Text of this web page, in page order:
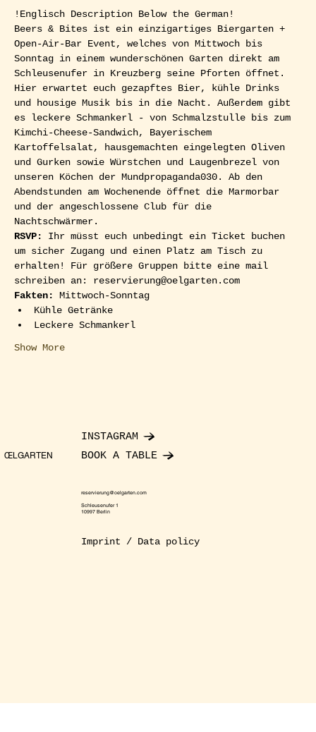
!Englisch Description Below the German!
Beers & Bites ist ein einzigartiges Biergarten +
Open-Air-Bar Event, welches von Mittwoch bis
Sonntag in einem wunderschönen Garten direkt am
Schleusenufer in Kreuzberg seine Pforten öffnet.
Hier erwartet euch gezapftes Bier, kühle Drinks
und housige Musik bis in die Nacht. Außerdem gibt
es leckere Schmankerl - von Schmalzstulle bis zum
Kimchi-Cheese-Sandwich, Bayerischem
Kartoffelsalat, hausgemachten eingelegten Oliven
und Gurken sowie Würstchen und Laugenbrezel von
unseren Köchen der Mundpropaganda030. Ab den
Abendstunden am Wochenende öffnet die Marmorbar
und der angeschlossene Club für die
Nachtschwärmer.
RSVP: Ihr müsst euch unbedingt ein Ticket buchen
um sicher Zugang und einen Platz am Tisch zu
erhalten! Für größere Gruppen bitte eine mail
schreiben an: reservierung@oelgarten.com
Fakten:
Mittwoch-Sonntag
Kühle Getränke
Leckere Schmankerl
Show More
ŒLGARTEN
INSTAGRAM
BOOK A TABLE
reservierung@oelgarten.com
Schleusenufer 1
10997 Berlin
Imprint / Data policy